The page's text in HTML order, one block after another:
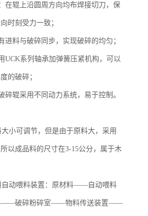
在辊上沿圆周方向均布焊接切刀，保
时刻受力一致；
料与破碎同步，实现破碎的均匀；
系列轴承加弹簧压紧机构，可以
的破碎；
辊采用不同动力系统，易于控制。
小可调节，但是由于原料大，采用
以成品料的尺寸在3-15公分，属于木
动喂料装置：原材料——自动喂料
——破碎粉碎室——物料传送装置——